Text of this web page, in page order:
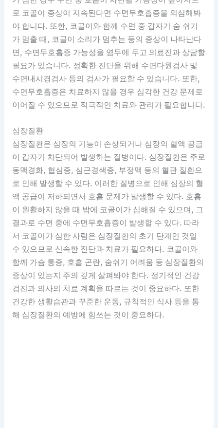
로 코골이 증상이 지속된다면 수면무호흡증을 의심해봐
야 합니다. 또한, 코골이와 함께 수면 중 갑자기 숨 쉬기
가 멈출 때, 코골이 소리가 멈추는 등의 증상이 나타난다
면, 수면무호흡증 가능성을 염두에 두고 의료진과 상담할
필요가 있습니다. 정확한 진단을 위해 수면다원검사 및
수면내시경검사 등의 검사가 필요할 수 있습니다. 또한,
수면무호흡증은 치료하지 않을 경우 심각한 건강 문제로
이어질 수 있으므로 적극적인 치료와 관리가 필요합니다.
심장질환
심장질환은 심장의 기능이 손상되거나 심장의 혈액 공급
이 갑자기 차단되어 발생하는 질병이다. 심장질환은 주로
동맥경화, 협심증, 심근경색증, 부정맥 등의 혈관 질환으
로 인해 발생할 수 있다. 이러한 질병으로 인해 심장의 혈
액 공급이 저하되면서 호흡 문제가 발생할 수 있다. 호흡
이 원활하지 않을 때 밤에 코골이가 심해질 수 있으며, 그
결과로 수면 중에 수면무호흡증이 발생할 수 있다. 따라
서 코골이가 심한 사람은 심장질환의 초기 단계인 것일
수 있으므로 신속한 진단과 치료가 필요하다. 코골이와
함께 가슴 통증, 호흡 곤란, 숨쉬기 어려움 등 심장질환의
증상이 있는지 주의 깊게 살펴봐야 한다. 정기적인 건강
검진과 의사의 치료 계획을 따르는 것이 중요하다. 또한
건강한 생활습관과 꾸준한 운동, 규칙적인 식사 등을 통
해 심장질환의 예방에 힘쓰는 것이 중요하다.